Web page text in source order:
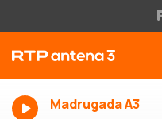
Madrugada A3